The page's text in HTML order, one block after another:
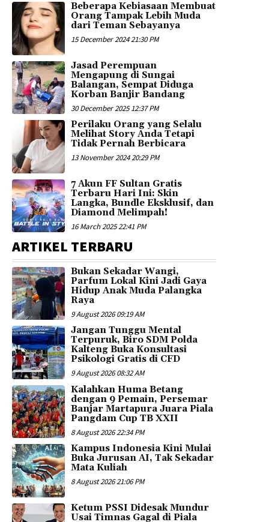
Beberapa Kebiasaan Membuat
Orang Tampak Lebih Muda
dari Teman Sebayanya
15 December 2024 21:30 PM
Jasad Perempuan
Mengapung di Sungai
Balangan, Sempat Diduga
Korban Banjir Bandang
30 December 2025 12:37 PM
Perilaku Orang yang Selalu
Melihat Story Anda Tetapi
Tidak Pernah Berbicara
13 November 2024 20:29 PM
7 Akun FF Sultan Gratis
Terbaru Hari Ini: Skin
Langka, Bundle Eksklusif, dan
Diamond Melimpah!
16 March 2025 22:41 PM
ARTIKEL TERBARU
Bukan Sekadar Wangi,
Parfum Lokal Kini Jadi Gaya
Hidup Anak Muda Palangka
Raya
9 August 2026 09:19 AM
Jangan Tunggu Mental
Terpuruk, Biro SDM Polda
Kalteng Buka Konsultasi
Psikologi Gratis di CFD
9 August 2026 08:32 AM
Kalahkan Huma Betang
dengan 9 Pemain, Persemar
Banjar Martapura Juara Piala
Pangdam Cup TB XXII
8 August 2026 22:34 PM
Kampus Indonesia Kini Mulai
Buka Jurusan AI, Tak Sekadar
Mata Kuliah
8 August 2026 21:06 PM
Ketum PSSI Didesak Mundur
Usai Timnas Gagal di Piala